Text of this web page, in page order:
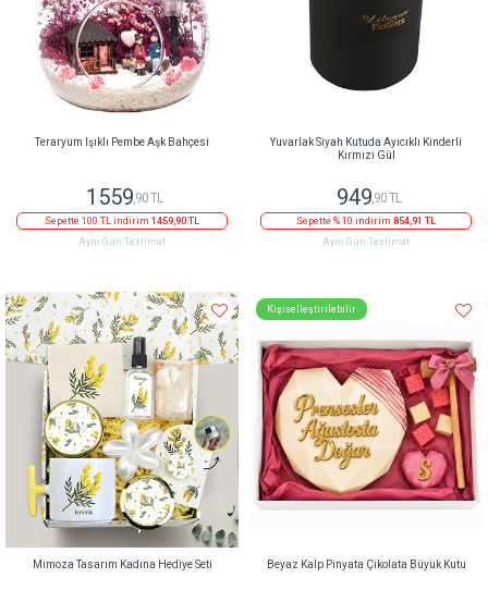
Teraryum Işıklı Pembe Aşk Bahçesi
1559,90 TL
Sepette 100 TL indirim 1459,90 TL
Aynı Gün Teslimat
Yuvarlak Siyah Kutuda Ayıcıklı Kinderli
Kırmızı Gül
949,90 TL
Sepette % 10 indirim 854,91 TL
Aynı Gün Teslimat
Mimoza Tasarım Kadına Hediye Seti
Kişiselleştirilebilir
Beyaz Kalp Pinyata Çikolata Büyük Kutu